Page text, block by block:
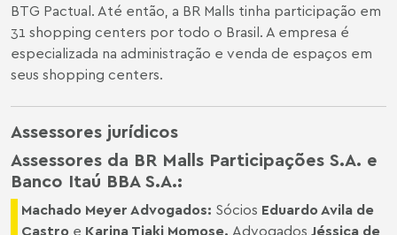
BTG Pactual. Até então, a BR Malls tinha participação em
31 shopping centers por todo o Brasil. A empresa é
especializada na administração e venda de espaços em
seus shopping centers.
Assessores jurídicos
Assessores da BR Malls Participações S.A. e
Banco Itaú BBA S.A.:
Machado Meyer Advogados: Sócios Eduardo Avila de
Castro e Karina Tiaki Momose. Advogados Jéssica de